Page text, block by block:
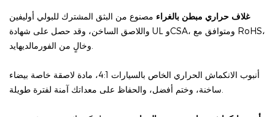
غلاف حراري مبطن بالغراء مصنوع من البثق المشترك للبولي أوليفين
واللاصق الساخن، وقد حصل على شهادة UL وCSA، ومتوافق مع RoHS،
أنبوب الانكماش الحراري الخاص بالسيارات 4:1، مادة لاصقة خاصة بيضاء